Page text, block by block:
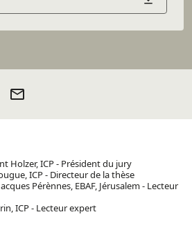
PDF
Holzer, ICP - Président du jury
ICP - Directeur de la thèse
Pérènnes, EBAF, Jérusalem - Lecteur
ICP - Lecteur expert